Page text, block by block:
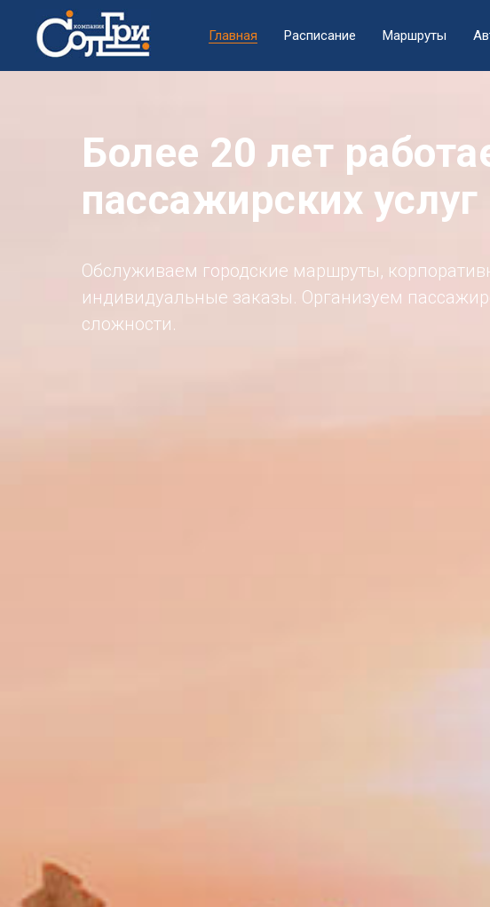
Главная Расписание Маршруты
Более 20 лет
пассажирских
Обслуживаем городские маршруты,
индивидуальные заказы. Организуем
сложности.